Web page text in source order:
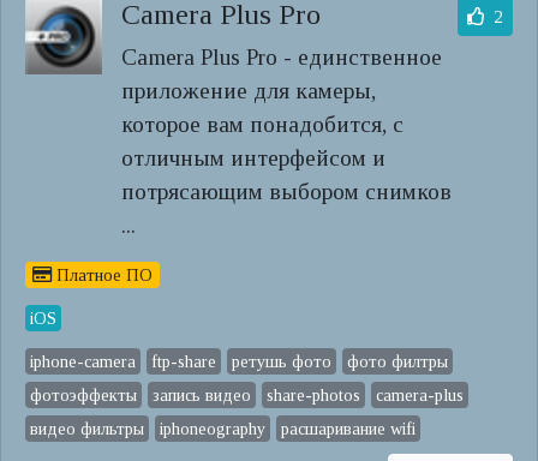
Camera Plus Pro
Camera Plus Pro - единственное
приложение для камеры,
которое вам понадобится, с
отличным интерфейсом и
потрясающим выбором снимков
...
2
Платное ПО
iOS
iphone-camera ftp-share ретушь фото
фото филтры
фотоэффекты
запись видео share-photos
camera-plus
видео фильтры
iphoneography расшаривание wifi